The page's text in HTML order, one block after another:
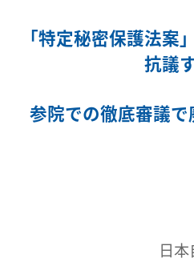
「特定秘密保護法案
抗議
参院での徹底審議で
日